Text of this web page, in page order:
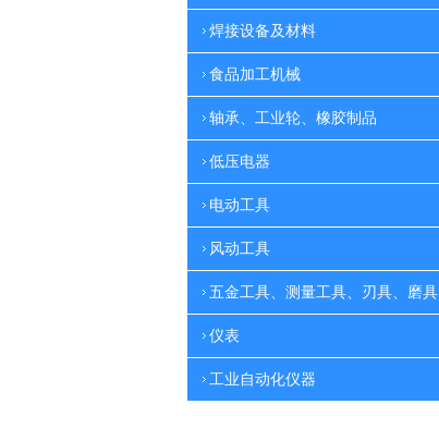
焊接设备及材料
食品加工机械
轴承、工业轮、橡胶制品
低压电器
电动工具
风动工具
五金工具、测量工具、刃具、磨具
仪表
工业自动化仪器